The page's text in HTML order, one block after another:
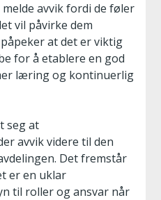
avvik fordi de føler
vil påvirke dem
at det er viktig
for å etablere en god
læring og kontinuerlig
seg at
avvik videre til den
Det fremstår
er en uklar
til roller og ansvar når